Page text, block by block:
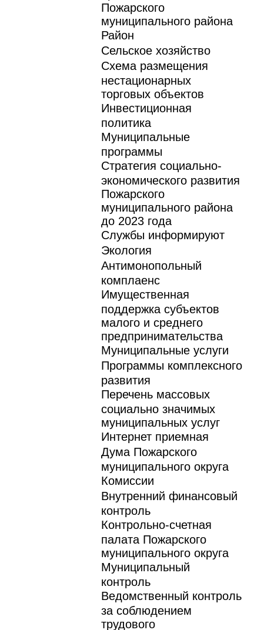
Пожарского
муниципального района
Район
Сельское хозяйство
Схема размещения
нестационарных
торговых объектов
Инвестиционная
политика
Муниципальные
программы
Стратегия социально-
экономического развития
Пожарского
муниципального района
до 2023 года
Службы информируют
Экология
Антимонопольный
комплаенс
Имущественная
поддержка субъектов
малого и среднего
предпринимательства
Муниципальные услуги
Программы комплексного
развития
Перечень массовых
социально значимых
муниципальных услуг
Интернет приемная
Дума Пожарского
муниципального округа
Комиссии
Внутренний финансовый
контроль
Контрольно-счетная
палата Пожарского
муниципального округа
Муниципальный
контроль
Ведомственный контроль
за соблюдением
трудового